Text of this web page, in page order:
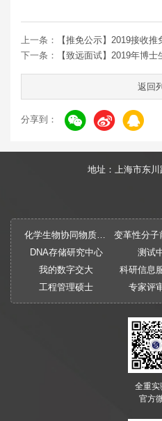
上一条：
【推免公示】2019接收
下一条：
【致远面试】2019年博
返回
分享到：
地址：上海市东
化学生物协同物质创制全国重点实验室
DNA存储研究中心
测试
我的数字交大
科研信息
工程管理硕士
专家评
全重实
官方